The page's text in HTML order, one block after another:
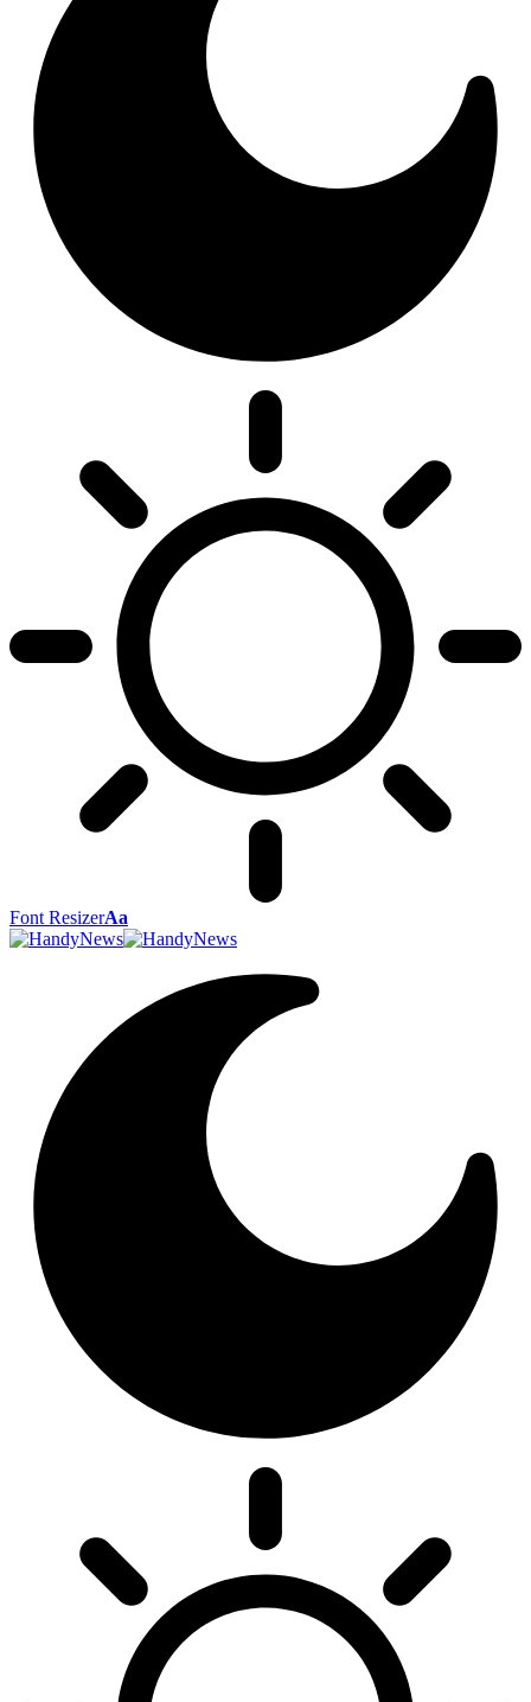
Font ResizerAa